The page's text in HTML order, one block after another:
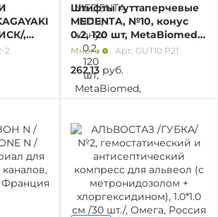
ДЛЯ РАБОТЫ В КАНАЛАХ
ДЛЯ ЭНДОДОНТИИ
УСТАНОВКИ И
/МАРКИРОВКА/
ЭНДО- И ХИР.
,
/10
2
Штифты гуттаперчевые
MEDENTA, №10, конус
0.2, 120 шт, MetaBiomed,
Ю.Корея
Много Арт: GUT10 Р21
262,13 руб.